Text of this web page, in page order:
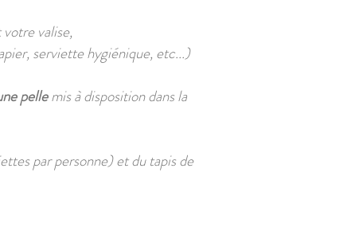
valise,
serviette hygiénique, etc...)
pellemis à disposition dans la
par personne) et du tapis de